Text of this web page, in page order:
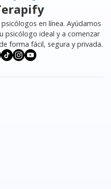
en línea. Ayúdamos
psicólogo ideal y a comenzar
forma fácil, segura y privada.